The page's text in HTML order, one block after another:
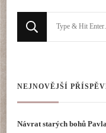
NEJNOVĚJŠÍ
Návrat starých bohů